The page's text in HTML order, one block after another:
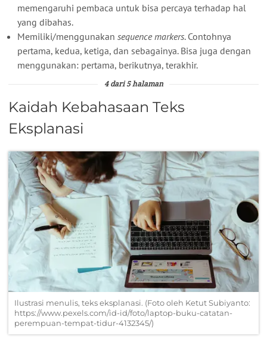
memengaruhi pembaca untuk bisa percaya terhadap hal
yang dibahas.
Memiliki/menggunakan sequence markers. Contohnya
pertama, kedua, ketiga, dan sebagainya. Bisa juga dengan
menggunakan: pertama, berikutnya, terakhir.
4 dari 5 halaman
Kaidah Kebahasaan Teks
Eksplanasi
Ilustrasi menulis, teks eksplanasi. (Foto oleh Ketut Subiyanto:
https://www.pexels.com/id-id/foto/laptop-buku-catatan-
perempuan-tempat-tidur-4132345/)